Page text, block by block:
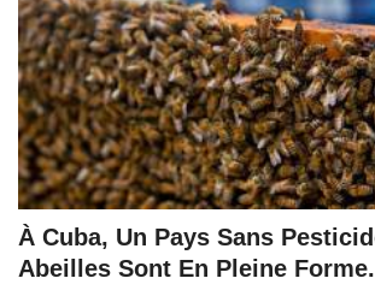
À Cuba, Un Pays Sans
Abeilles Sont En Pleine Forme.